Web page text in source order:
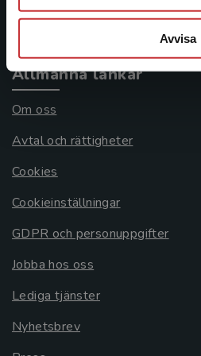
Avvisa
Allmänna länkar
Om oss
Avtal och rättigheter
Cookies
Cookieinställningar
GDPR och personuppgifter
Jobba hos oss
Lediga tjänster
Nyhetsbrev